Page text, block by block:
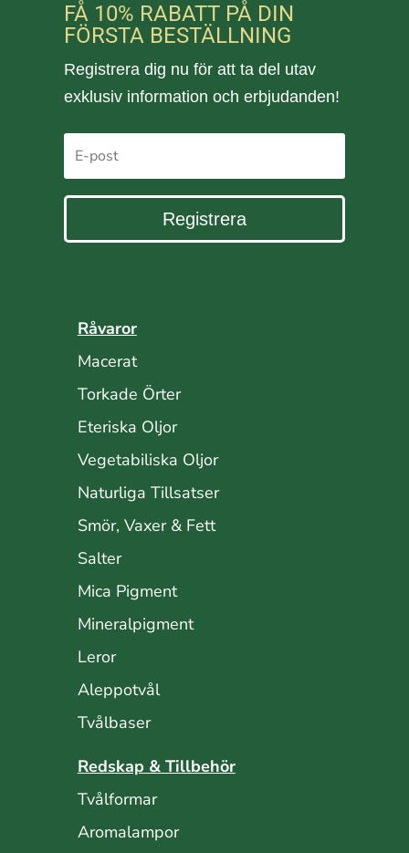
FÅ 10% RABATT PÅ DIN
FÖRSTA BESTÄLLNING
Registrera dig nu för att ta del utav
exklusiv information och erbjudanden!
Registrera
Råvaror
Macerat
Torkade Örter
Eteriska Oljor
Vegetabiliska Oljor
Naturliga Tillsatser
Smör, Vaxer & Fett
Salter
Mica Pigment
Mineralpigment
Leror
Aleppotvål
Tvålbaser
Redskap & Tillbehör
Tvålformar
Aromalampor